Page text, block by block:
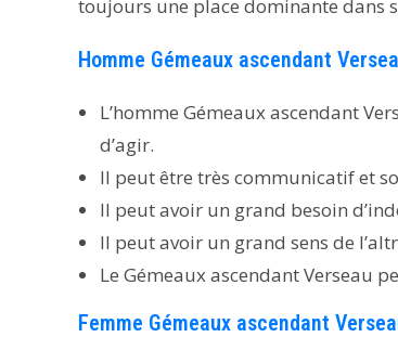
toujours une place dominante dans
Homme Gémeaux ascendant
L’homme Gémeaux ascendant
d’agir.
Il peut être très communicatif et
Il peut avoir un grand besoin
Il peut avoir un grand sens de
Le Gémeaux ascendant Verseau
Femme Gémeaux ascendant